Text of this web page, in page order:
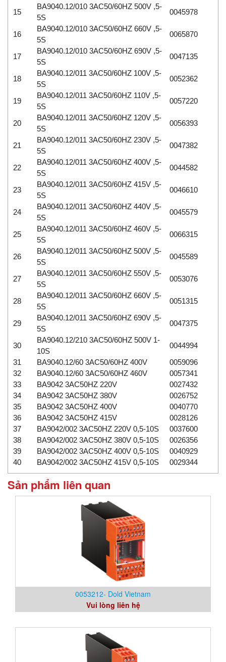
15
BA9040.12/010 3AC50/60HZ 500V ,5-
5S
0045978
16
BA9040.12/010 3AC50/60HZ 660V ,5-
5S
0065870
17
BA9040.12/010 3AC50/60HZ 690V ,5-
5S
0047135
18
BA9040.12/011 3AC50/60HZ 100V ,5-
5S
0052362
19
BA9040.12/011 3AC50/60HZ 110V ,5-
5S
0057220
20
BA9040.12/011 3AC50/60HZ 120V ,5-
5S
0056393
21
BA9040.12/011 3AC50/60HZ 230V ,5-
5S
0047382
22
BA9040.12/011 3AC50/60HZ 400V ,5-
5S
0044582
23
BA9040.12/011 3AC50/60HZ 415V ,5-
5S
0046610
24
BA9040.12/011 3AC50/60HZ 440V ,5-
5S
0045579
25
BA9040.12/011 3AC50/60HZ 460V ,5-
5S
0066315
26
BA9040.12/011 3AC50/60HZ 500V ,5-
5S
0045589
27
BA9040.12/011 3AC50/60HZ 550V ,5-
5S
0053076
28
BA9040.12/011 3AC50/60HZ 660V ,5-
5S
0051315
29
BA9040.12/011 3AC50/60HZ 690V ,5-
5S
0047375
30
BA9040.12/210 3AC50/60HZ 500V 1-
10S
0044994
31
BA9040.12/60 3AC50/60HZ 400V
0059096
32
BA9040.12/60 3AC50/60HZ 460V
0057341
33
BA9042 3AC50HZ 220V
0027432
34
BA9042 3AC50HZ 380V
0026752
35
BA9042 3AC50HZ 400V
0040770
36
BA9042 3AC50HZ 415V
0028126
37
BA9042/002 3AC50HZ 220V 0,5-10S
0037600
38
BA9042/002 3AC50HZ 380V 0,5-10S
0026356
39
BA9042/002 3AC50HZ 400V 0,5-10S
0040929
40
BA9042/002 3AC50HZ 415V 0,5-10S 0029344
Sản phẩm liên quan
0053212- Dold Vietnam
Vui lòng liên hệ